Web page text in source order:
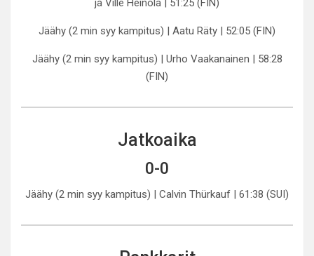
ja Ville Heinola | 51:25 (FIN)
Jäähy (2 min syy kampitus) | Aatu Räty | 52:05 (FIN)
Jäähy (2 min syy kampitus) | Urho Vaakanainen | 58:28
(FIN)
Jatkoaika
0-0
Jäähy (2 min syy kampitus) | Calvin Thürkauf | 61:38 (SUI)